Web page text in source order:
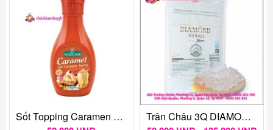
Sốt Topping Caramen Golden Farm 400g Trân Châu 3Q DIAMOND Trắng Nguyên Vị